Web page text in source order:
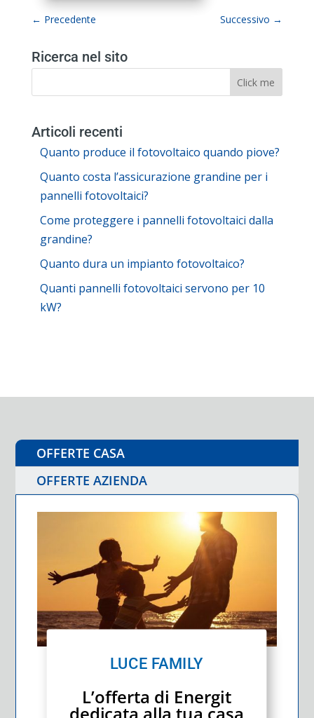
← Precedente Successivo →
Ricerca nel sito
Articoli recenti
Quanto produce il fotovoltaico quando piove?
Quanto costa l’assicurazione grandine per i
pannelli fotovoltaici?
Come proteggere i pannelli fotovoltaici dalla
grandine?
Quanto dura un impianto fotovoltaico?
Quanti pannelli fotovoltaici servono per 10
kW?
OFFERTE CASA
OFFERTE AZIENDA
LUCE FAMILY
L’offerta di Energit